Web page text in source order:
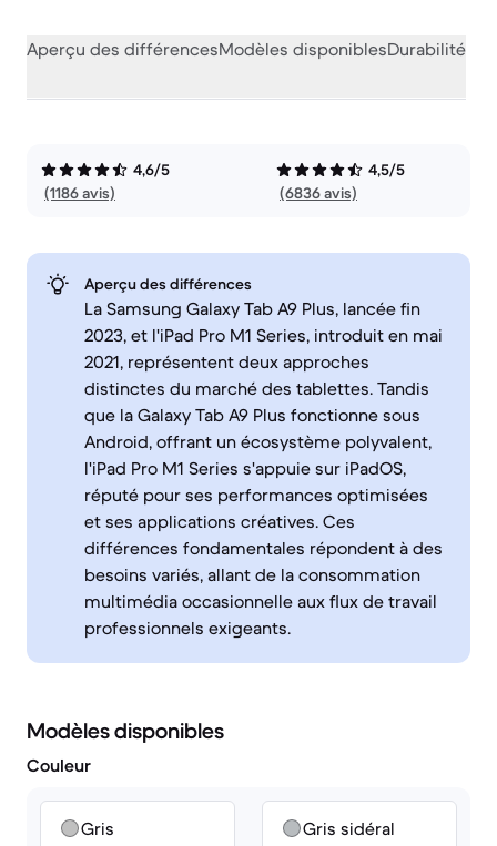
Aperçu des différencesModèles disponiblesDurabilité
4,6/5
(1186 avis)
4,5/5
(6836 avis)
Aperçu des différences
La Samsung Galaxy Tab A9 Plus, lancée fin
2023, et l'iPad Pro M1 Series, introduit en mai
2021, représentent deux approches
distinctes du marché des tablettes. Tandis
que la Galaxy Tab A9 Plus fonctionne sous
Android, offrant un écosystème polyvalent,
l'iPad Pro M1 Series s'appuie sur iPadOS,
réputé pour ses performances optimisées
et ses applications créatives. Ces
différences fondamentales répondent à des
besoins variés, allant de la consommation
multimédia occasionnelle aux flux de travail
professionnels exigeants.
Modèles disponibles
Couleur
Gris Gris sidéral